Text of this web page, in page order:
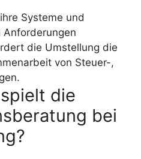
Systeme und
Anforderungen
die Umstellung die
von Steuer-,
die
bei